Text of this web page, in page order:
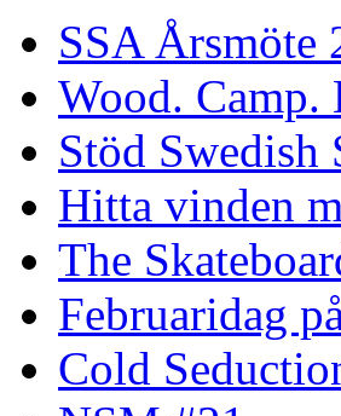
SSA Årsmöte
Wood. Camp.
Stöd Swedish
Hitta vinden
The
Februaridag
Cold